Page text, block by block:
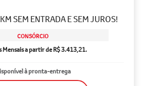
SEM ENTRADA E SEM JUROS!
CONSÓRCIO
Mensais a partir de R$ 3.413,21.
à pronta-entrega